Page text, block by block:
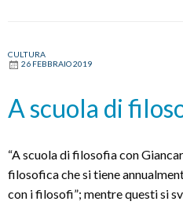
CULTURA
26 FEBBRAIO 2019
A scuola di
“A scuola di filosofia con
filosofica che si tiene
con i filosofi”; mentre questi si